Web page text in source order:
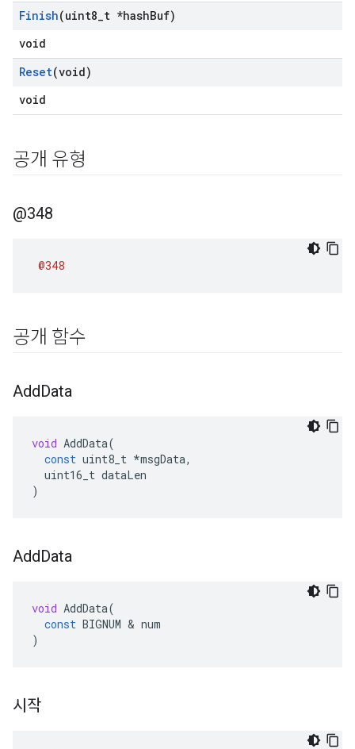
Finish(uint8 t *hashBuf)
void
Reset(void)
void
공개 유형
@348
@348
공개 함수
AddData
void AddData(
const uint8_t *msgData,
uint16_t dataLen
)
AddData
void AddData(
const BIGNUM & num
)
시작